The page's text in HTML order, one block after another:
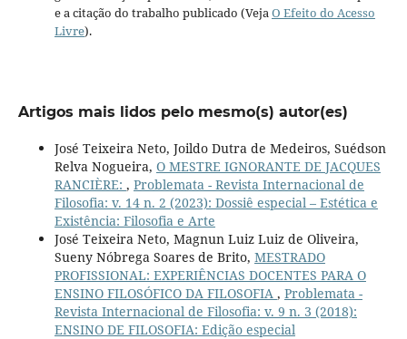
e a citação do trabalho publicado (VejaO Efeito do Acesso
Livre).
Artigos mais lidos pelo mesmo(s) autor(es)
José Teixeira Neto, Joildo Dutra de Medeiros, Suédson
Relva Nogueira, O MESTRE IGNORANTE DE JACQUES
RANCIÈRE: , Problemata - Revista Internacional de
Filosofia: v. 14 n. 2 (2023): Dossiê especial – Estética e
Existência: Filosofia e Arte
José Teixeira Neto, Magnun Luiz Luiz de Oliveira,
Sueny Nóbrega Soares de Brito, MESTRADO
PROFISSIONAL: EXPERIÊNCIAS DOCENTES PARA O
ENSINO FILOSÓFICO DA FILOSOFIA , Problemata -
Revista Internacional de Filosofia: v. 9 n. 3 (2018):
ENSINO DE FILOSOFIA: Edição especial